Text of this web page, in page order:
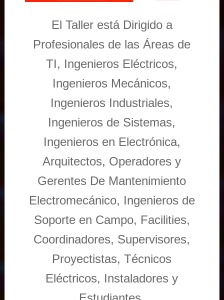
El Taller está Dirigido a
Profesionales de las Áreas de
TI, Ingenieros Eléctricos,
Ingenieros Mecánicos,
Ingenieros Industriales,
Ingenieros de Sistemas,
Ingenieros en Electrónica,
Arquitectos, Operadores y
Gerentes De Mantenimiento
Electromecánico, Ingenieros de
Soporte en Campo, Facilities,
Coordinadores, Supervisores,
Proyectistas, Técnicos
Eléctricos, Instaladores y